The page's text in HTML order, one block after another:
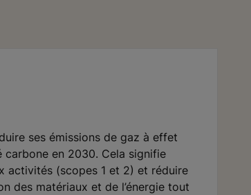
ses émissions de gaz à effet
en 2030. Cela signifie
activités (scopes 1 et 2) et réduire
des matériaux et de l’énergie tout